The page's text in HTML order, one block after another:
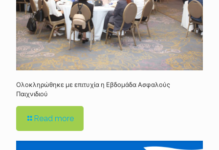
Ολοκληρώθηκε με επιτυχία η Εβδομάδα Ασφαλούς
Παιχνιδιού
Read more